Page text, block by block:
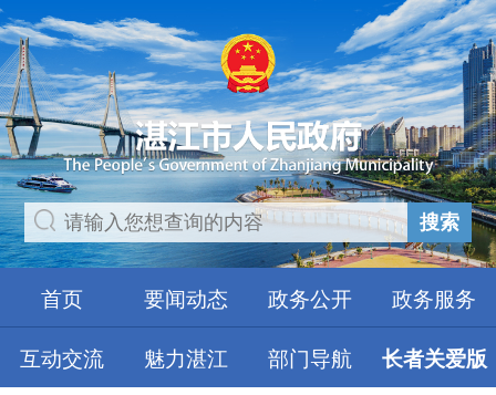
搜索
首页 要闻动态 政务公开
政务服务
互动交流
魅力湛江 部门导航 长者关爱版